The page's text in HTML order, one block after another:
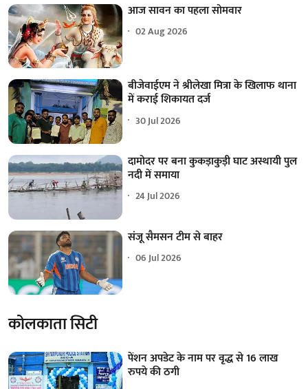
आज सावन का पहला सोमवार
02 Aug 2026
बीजेवाईएम ने श्रीलेखा मित्रा के खिलाफ थाना
में कराई शिकायत दर्ज
30 Jul 2026
दामोदर पर बना कुकड़ाकुड़ी घाट अस्थायी पुल
नदी में समाया
24 Jul 2026
संजू सैमसन टीम से बाहर
06 Jul 2026
कोलकाता सिटी
पेंशन अपडेट के नाम पर वृद्ध से 16 लाख
रुपये की ठगी